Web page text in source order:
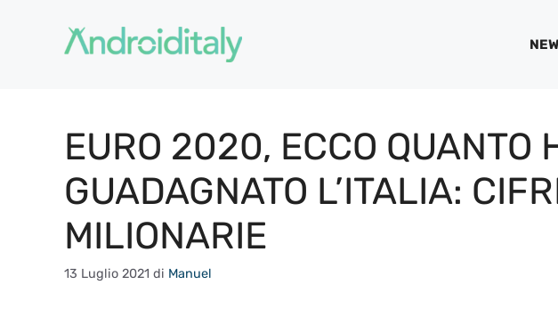
contenuto
EURO 2020, ECCO QUANTO
GUADAGNATO L’ITALIA:
MILIONARIE
13 Luglio 2021 di Manuel